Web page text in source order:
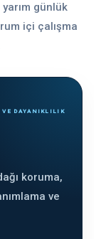
günlük
içi çalışma
VE DAYANIKLILIK
koruma,
ve